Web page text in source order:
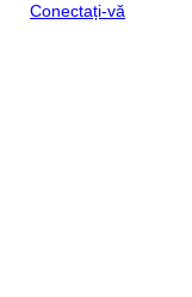
Conectați-vă